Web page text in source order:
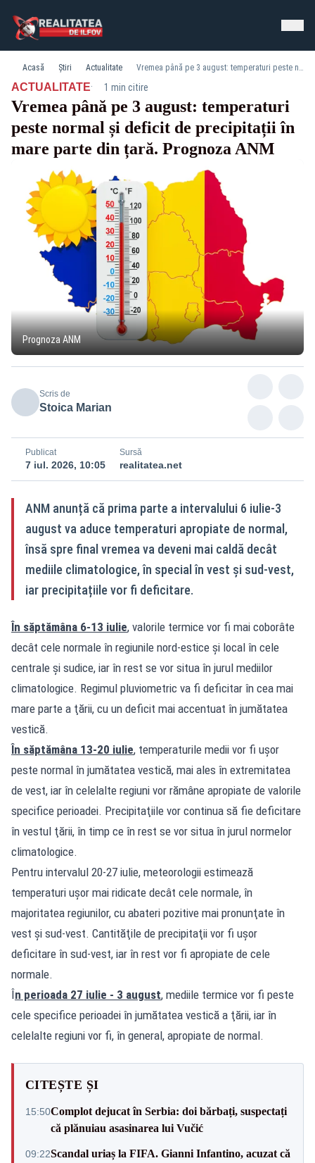
Acasă Știri Actualitate Vremea până pe 3 august: temperaturi peste normal și deficit de precipitații în mare parte din țară. Prognoza ANM
ACTUALITATE· 1 min citire
Vremea până pe 3 august: temperaturi
peste normal și deficit de precipitații în
mare parte din țară. Prognoza ANM
Prognoza ANM
Scris de
Stoica Marian
Publicat
7 iul. 2026, 10:05
Sursă
realitatea.net
ANM anunță că prima parte a intervalului 6 iulie-3
august va aduce temperaturi apropiate de normal,
însă spre final vremea va deveni mai caldă decât
mediile climatologice, în special în vest și sud‑vest,
iar precipitațiile vor fi deficitare.
În săptămâna 6-13 iulie, valorile termice vor fi mai coborâte
decât cele normale în regiunile nord-estice şi local în cele
centrale şi sudice, iar în rest se vor situa în jurul mediilor
climatologice. Regimul pluviometric va fi deficitar în cea mai
mare parte a ţării, cu un deficit mai accentuat în jumătatea
vestică.
În săptămâna 13-20 iulie, temperaturile medii vor fi uşor
peste normal în jumătatea vestică, mai ales în extremitatea
de vest, iar în celelalte regiuni vor rămâne apropiate de valorile
specifice perioadei. Precipitaţiile vor continua să fie deficitare
în vestul ţării, în timp ce în rest se vor situa în jurul normelor
climatologice.
Pentru intervalul 20-27 iulie, meteorologii estimează
temperaturi uşor mai ridicate decât cele normale, în
majoritatea regiunilor, cu abateri pozitive mai pronunţate în
vest şi sud-vest. Cantităţile de precipitaţii vor fi uşor
deficitare în sud-vest, iar în rest vor fi apropiate de cele
normale.
În perioada 27 iulie - 3 august, mediile termice vor fi peste
cele specifice perioadei în jumătatea vestică a ţării, iar în
celelalte regiuni vor fi, în general, apropiate de normal.
CITEȘTE ȘI
15:50Complot dejucat în Serbia: doi bărbați, suspectați
că plănuiau asasinarea lui Vučić
09:22Scandal uriaș la FIFA. Gianni Infantino, acuzat că